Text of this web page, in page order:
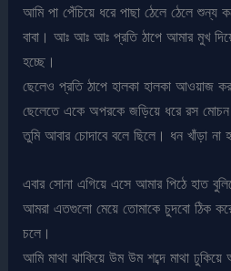
আমি পা পেঁচিয়ে ধরে পাছা ঠেলে ঠেলে শুন্য
বাবা। আঃ আঃ আঃ প্রতি ঠাপে আমার মুখ
হচ্ছে।
ছেলেও প্রতি ঠাপে হালকা হালকা আওয়াজ
ছেলেতে একে অপরকে জড়িয়ে ধরে রস
তুমি আবার চোদাবে বলে ছিলে। ধন খাঁড়া না
এবার সোনা এগিয়ে এসে আমার পিঠে হাত
আমরা এতগুলো মেয়ে তোমাকে চুদবো ঠিক
চলে।
আমি মাথা ঝাকিয়ে উম উম শব্দে মাথা